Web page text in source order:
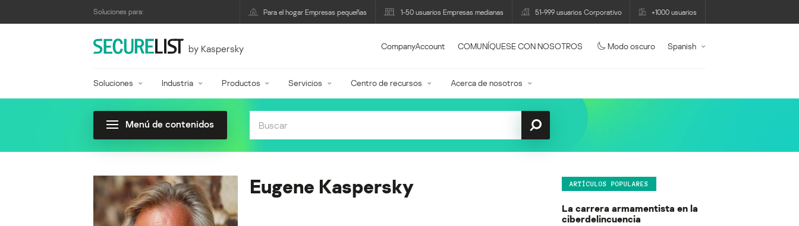
Soluciones para: Para el hogar Empresas pequeñas 1-50 usuarios Empresas medianas 51-999 usuarios Corporativo +1000 usuarios
by Kaspersky CompanyAccount COMUNÍQUESE CON NOSOTROS Modo oscuro Spanish
Soluciones Industria Productos Servicios Centro de recursos Acerca de nosotros
Menú de contenidos
Eugene Kaspersky ARTÍCULOS POPULARES
La carrera armamentista en la
ciberdelincuencia